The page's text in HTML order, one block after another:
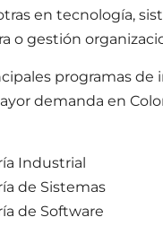
en tecnología,
o gestión
programas de
demanda en
Industrial
de Sistemas
de Software